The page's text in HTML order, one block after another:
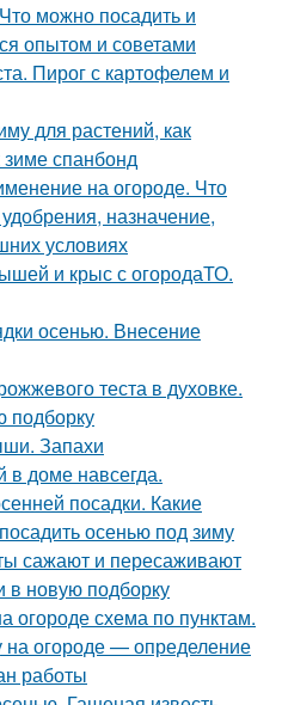
можно посадить и
опытом и советами
Пирог с картофелем и
для растений, как
зиме спанбонд
на огороде. Что
назначение,
условиях
и крыс с огородаТО.
осенью. Внесение
теста в духовке.
подборку
Запахи
в доме навсегда.
посадки. Какие
осенью под зиму
сажают и пересаживают
в новую подборку
огороде схема по пунктам.
на огороде — определение
работы